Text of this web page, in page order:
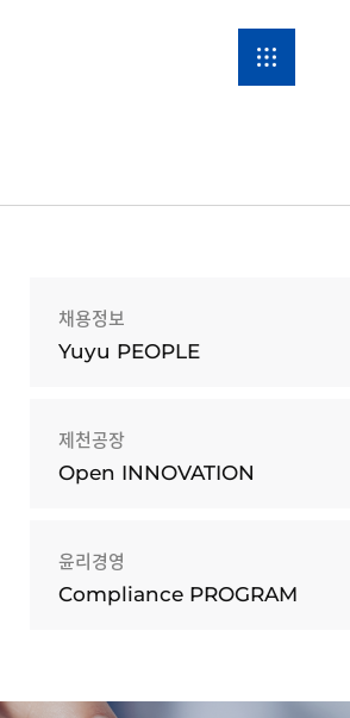
채용정보
Yuyu PEOPLE
제천공장
Open INNOVATION
윤리경영
Compliance PROGRAM